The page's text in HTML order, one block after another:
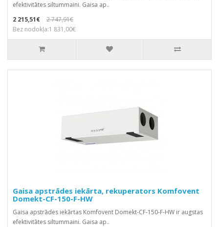
efektivitātes siltummaini. Gaisa ap..
2 215,51€
2 747,91€
Bez nodokļa:1 831,00€
Gaisa apstrādes iekārta, rekuperators Komfovent
Domekt-CF-150-F-HW
Gaisa apstrādes iekārtas Komfovent Domekt-CF-150-F-HW ir augstas
efektivitātes siltummaini. Gaisa ap..